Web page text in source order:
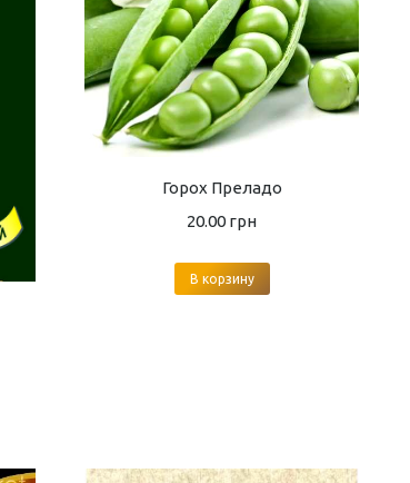
Горох Преладо
20.00 грн
В корзину